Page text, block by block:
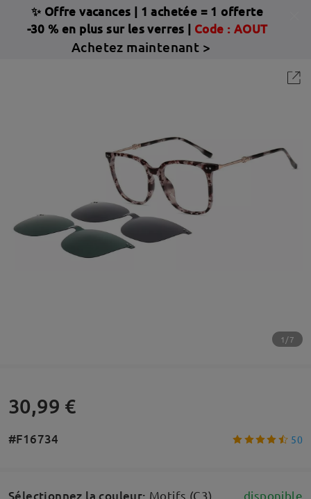
✨ Offre vacances | 1 achetée = 1 offerte
-30 % en plus sur les verres | Code : AOUT
Achetez maintenant >
1/7
30,99 €
#F16734 50
Motifs (C3) disponible